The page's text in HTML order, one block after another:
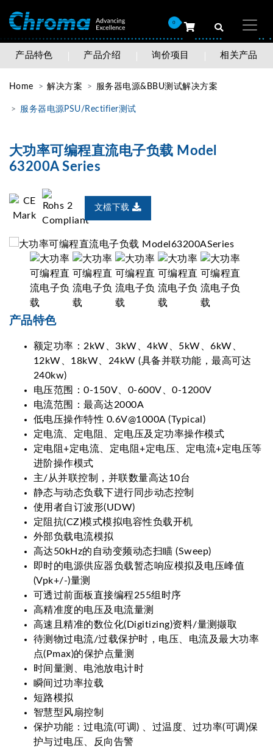
0
产品特色 产品介绍 询价项目 相关产品
Home 解决方案 服务器电源&BBU测试解决方案
服务器电源PSU/Rectifier测试
大功率可编程直流电子负载 Model
63200A Series
文檔下载
产品特色
额定功率：2kW、3kW、4kW、5kW、6kW、
12kW、18kW、24kW (具备并联功能，最高可达
240kw)
电压范围：0-150V、0-600V、0-1200V
电流范围：最高达2000A
低电压操作特性 0.6V@1000A (Typical)
定电流、定电阻、定电压及定功率操作模式
定电阻+定电流、定电阻+定电压、定电流+定电压等
进阶操作模式
主/从并联控制，并联数量高达10台
静态与动态负载下进行同步动态控制
使用者自订波形(UDW)
定阻抗(CZ)模式模拟电容性负载开机
外部负载电流模拟
高达50kHz的自动变频动态扫瞄 (Sweep)
即时的电源供应器负载暂态响应模拟及电压峰值
(Vpk+/-)量测
可透过前面板直接编程255组时序
高精准度的电压及电流量测
高速且精准的数位化(Digitizing)资料/量测撷取
待测物过电流/过载保护时，电压、电流及最大功率
点(Pmax)的保护点量测
时间量测、电池放电计时
瞬间过功率拉载
短路模拟
智慧型风扇控制
保护功能：过电流(可调) 、过温度、过功率(可调)保
护与过电压、反向告警